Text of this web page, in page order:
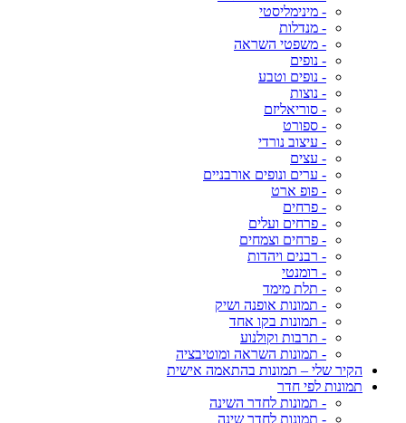
- מינימליסטי
- מנדלות
- משפטי השראה
- נופים
- נופים וטבע
- נוצות
- סוריאליזם
- ספורט
- עיצוב נורדי
- עצים
- ערים ונופים אורבניים
- פופ ארט
- פרחים
- פרחים ועלים
- פרחים וצמחים
- רבנים ויהדות
- רומנטי
- תלת מימד
- תמונות אופנה ושיק
- תמונות בקו אחד
- תרבות וקולנוע
- תמונות השראה ומוטיבציה
הקיר שלי – תמונות בהתאמה אישית
תמונות לפי חדר
- תמונות לחדר השינה
- תמונות לחדר שינה